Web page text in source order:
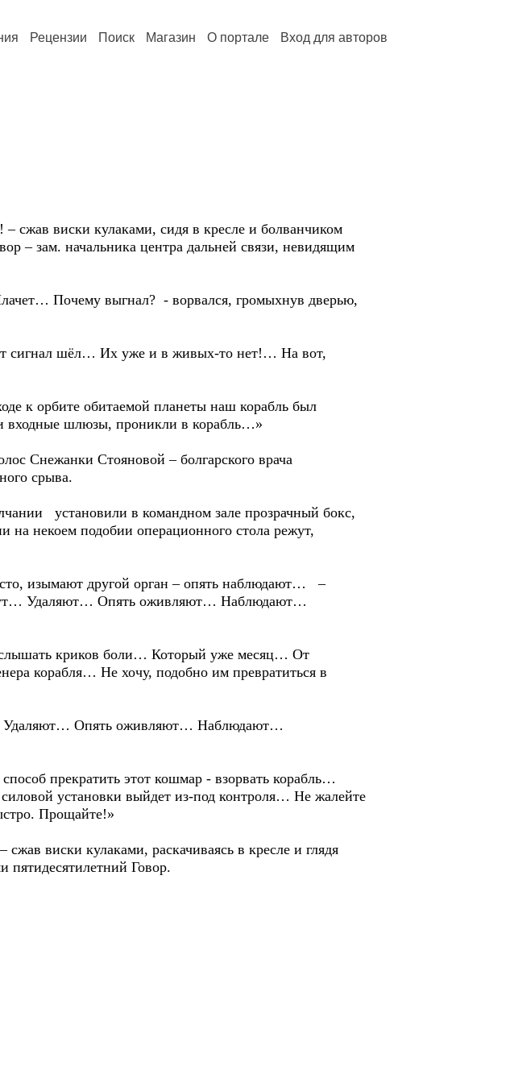
Рецензии Поиск Магазин О портале Вход для авторов
виски кулаками, сидя в кресле и болванчиком
– зам. начальника центра дальней связи, невидящим
Почему выгнал? - ворвался, громыхнув дверью,
шёл… Их уже и в живых-то нет!… На вот,
орбите обитаемой планеты наш корабль был
входные шлюзы, проникли в корабль…»
Снежанки Стояновой – болгарского врача
срыва.
установили в командном зале прозрачный бокс,
на некоем подобии операционного стола режут,
изымают другой орган – опять наблюдают… –
Удаляют… Опять оживляют… Наблюдают…
криков боли… Который уже месяц… От
корабля… Не хочу, подобно им превратиться в
Опять оживляют… Наблюдают…
прекратить этот кошмар - взорвать корабль…
установки выйдет из-под контроля… Не жалейте
Прощайте!»
виски кулаками, раскачиваясь в кресле и глядя
Говор.